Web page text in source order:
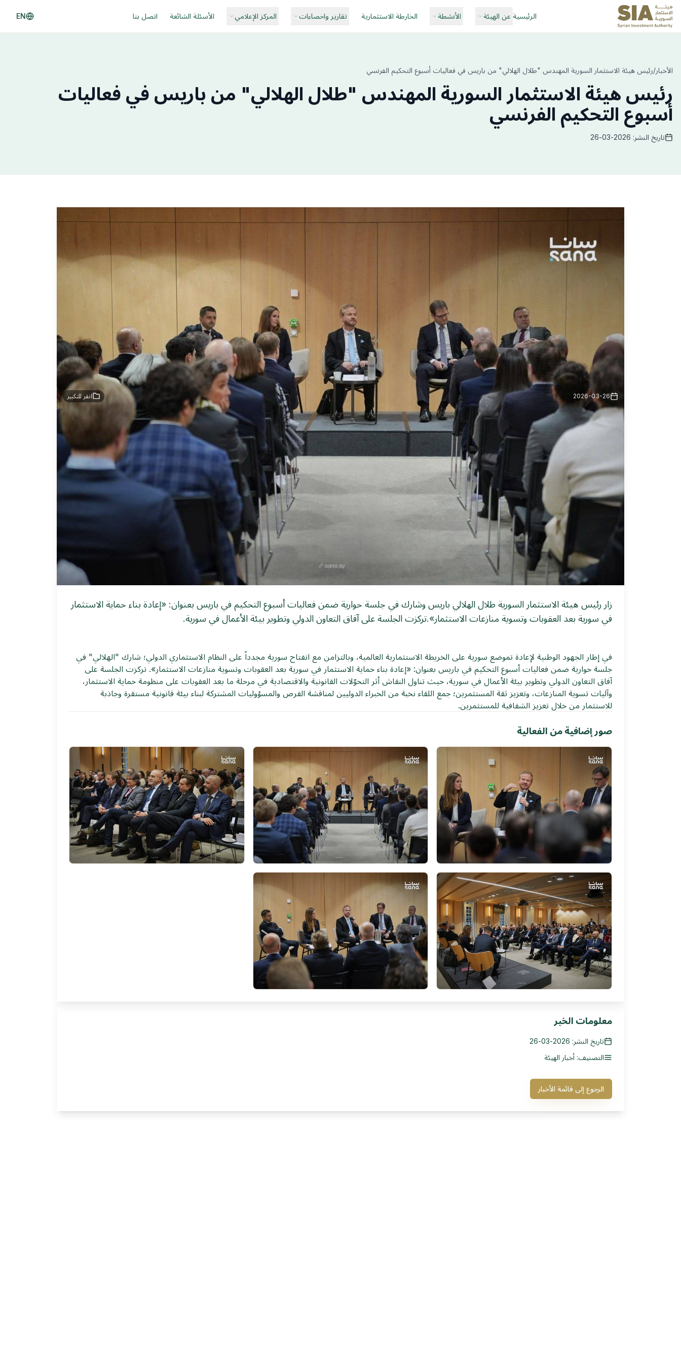
الرئيسية عن الهيئة الأنشطة الخارطة الاستثمارية تقارير واحصاءات المركز الإعلامي الأسئلة الشائعة اتصل بنا EN
الأخبار/رئيس هيئة الاستثمار السورية المهندس "طلال الهلالي" من باريس في فعاليات أسبوع التحكيم الفرنسي
رئيس هيئة الاستثمار السورية المهندس "طلال الهلالي" من باريس في فعاليات
أسبوع التحكيم الفرنسي
تاريخ النشر: 2026-03-26
2026-03-26 انقر للتكبير
زار رئيس هيئة الاستثمار السورية طلال الهلالي باريس وشارك في جلسة حوارية ضمن فعاليات أسبوع التحكيم في باريس بعنوان: «إعادة بناء حماية الاستثمار
في سورية بعد العقوبات وتسوية منازعات الاستثمار».تركزت الجلسة على آفاق التعاون الدولي وتطوير بيئة الأعمال في سورية.
في إطار الجهود الوطنية لإعادة تموضع سورية على الخريطة الاستثمارية العالمية، وبالتزامن مع انفتاح سورية مجدداً على النظام الاستثماري الدولي؛ شارك "الهلالي" في
جلسة حوارية ضمن فعاليات أسبوع التحكيم في باريس بعنوان: «إعادة بناء حماية الاستثمار في سورية بعد العقوبات وتسوية منازعات الاستثمار». تركزت الجلسة على
آفاق التعاون الدولي وتطوير بيئة الأعمال في سورية، حيث تناول النقاش أثر التحوّلات القانونية والاقتصادية في مرحلة ما بعد العقوبات على منظومة حماية الاستثمار،
وآليات تسوية المنازعات، وتعزيز ثقة المستثمرين؛ جمع اللقاء نخبة من الخبراء الدوليين لمناقشة الفرص والمسؤوليات المشتركة لبناء بيئة قانونية مستقرة وجاذبة
للاستثمار من خلال تعزيز الشفافية للمستثمرين.
صور إضافية من الفعالية
معلومات الخبر
تاريخ النشر: 2026-03-26
التصنيف: أخبار الهيئة
الرجوع إلى قائمة الأخبار